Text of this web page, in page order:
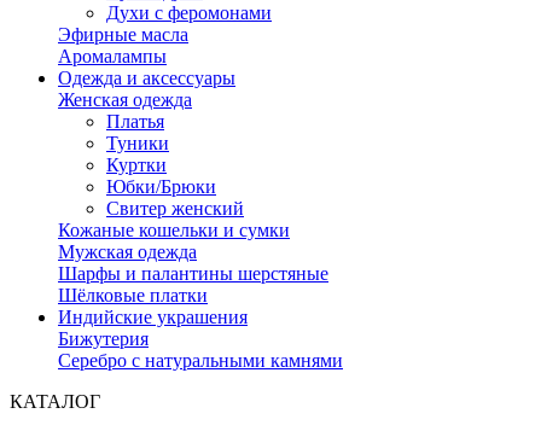
Духи с феромонами
Эфирные масла
Аромалампы
Одежда и аксессуары
Женская одежда
Платья
Туники
Куртки
Юбки/Брюки
Свитер женский
Кожаные кошельки и сумки
Мужская одежда
Шарфы и палантины шерстяные
Шёлковые платки
Индийские украшения
Бижутерия
Серебро с натуральными камнями
КАТАЛОГ